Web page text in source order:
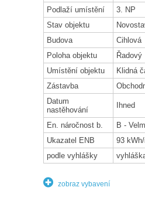
Podlaží umístění
3. NP
Stav objektu
Budova
Cihlová
Poloha objektu
Řadový
Umístění objektu
Klidná
Zástavba
Datum
nastěhování
Ihned
En. náročnost b.
B -
Ukazatel ENB
93
podle vyhlášky
zobraz vybavení